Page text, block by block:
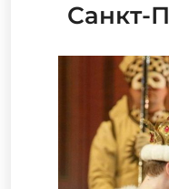
Санкт-